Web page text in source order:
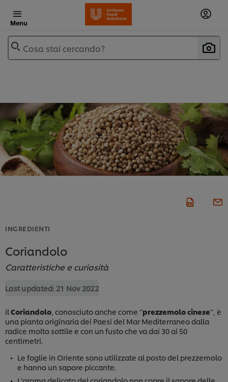
Menu
Cosa stai cercando?
INGREDIENTI
Coriandolo
Caratteristiche e curiosità
Last updated: 21 Nov 2022
Il Coriandolo , conosciuto anche come ”prezzemolo cinese”, è
una pianta originaria dei Paesi del Mar Mediterraneo dalla
radice molto sottile e con un fusto che va dai 30 ai 50
centimetri.
Le foglie in Oriente sono utilizzate al posto del prezzemolo
e hanno un sapore piccante.